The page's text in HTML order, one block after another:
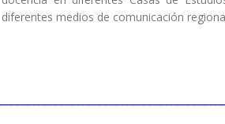
diferentes medios de comunicación